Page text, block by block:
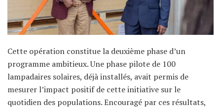
Cette opération constitue la deuxième phase d’un
programme ambitieux. Une phase pilote de 100
lampadaires solaires, déjà installés, avait permis de
mesurer l’impact positif de cette initiative sur le
quotidien des populations. Encouragé par ces résultats,